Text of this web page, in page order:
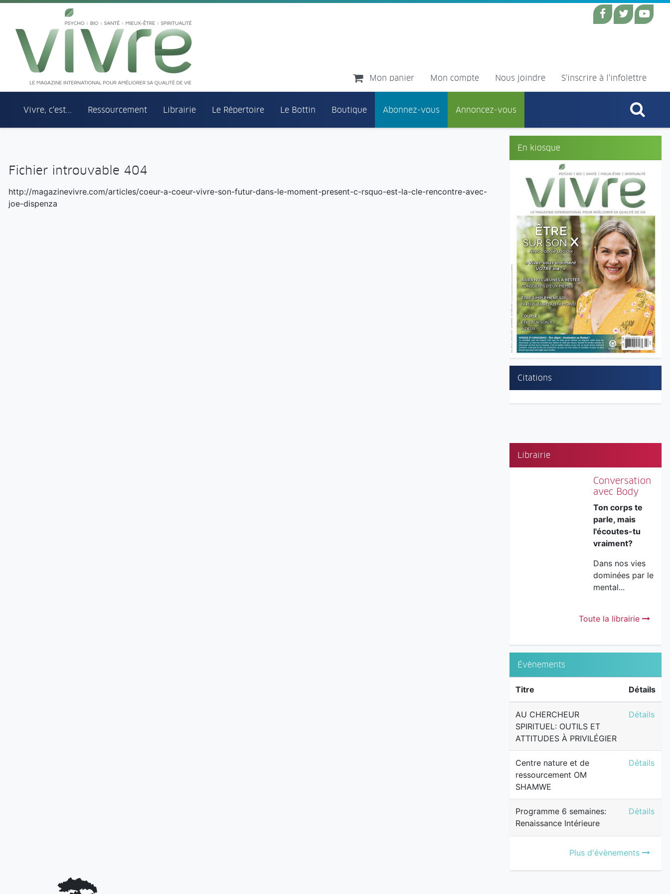
Aller au menu principal
Aller au contenu principal
Mon panier Mon compte Nous joindre S'inscrire à l'infolettre
Vivre, c'est... Ressourcement Librairie Le Répertoire Le Bottin Boutique Abonnez-vous Annoncez-vous
En kiosque
Citations
Librairie
Conversation
avec Body
Ton corps te
parle, mais
l'écoutes-tu
vraiment?
Dans nos vies
dominées par le
mental...
Toute la librairie
Évènements
Titre Détails
AU CHERCHEUR
SPIRITUEL: OUTILS ET
ATTITUDES À PRIVILÉGIER
AU
Détails
Centre nature et de
ressourcement OM
SHAMWE
Centre
Détails
Programme 6 semaines:
Renaissance Intérieure
Détails
Plus d'évènements
Fichier introuvable 404
http://magazinevivre.com/articles/coeur-a-coeur-vivre-son-futur-dans-le-moment-present-c-rsquo-est-la-cle-rencontre-avec-
joe-dispenza